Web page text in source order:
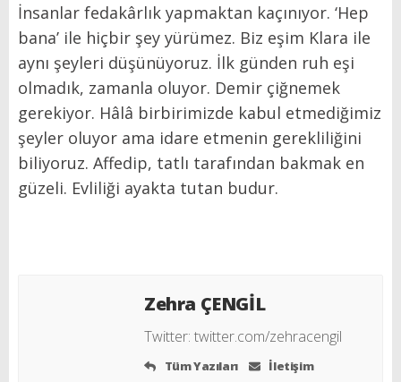
İnsanlar fedakârlık yapmaktan kaçınıyor. ‘Hep
bana’ ile hiçbir şey yürümez. Biz eşim Klara ile
aynı şeyleri düşünüyoruz. İlk günden ruh eşi
olmadık, zamanla oluyor. Demir çiğnemek
gerekiyor. Hâlâ birbirimizde kabul etmediğimiz
şeyler oluyor ama idare etmenin gerekliliğini
biliyoruz. Affedip, tatlı tarafından bakmak en
güzeli. Evliliği ayakta tutan budur.
Zehra ÇENGİL
Twitter: twitter.com/zehracengil
Tüm Yazıları İletişim